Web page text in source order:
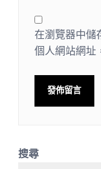
在瀏覽器中儲
個人網站網址
搜尋